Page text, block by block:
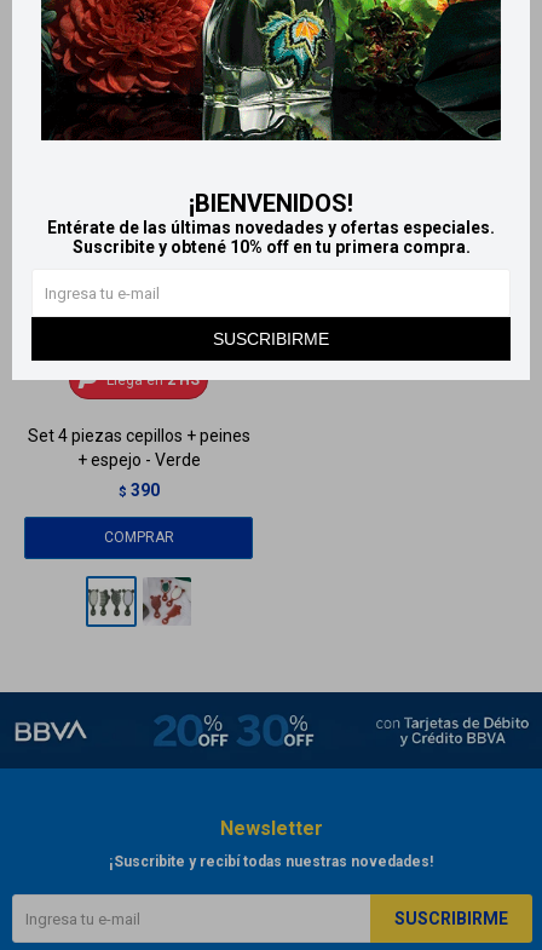
¡BIENVENIDOS!
Entérate de las últimas novedades y ofertas especiales.
Suscribite y obtené 10% off en tu primera compra.
SUSCRIBIRME
Llega en2 HS
Set 4 piezas cepillos + peines
+ espejo - Verde
$ 390
Newsletter
¡Suscribite y recibí todas nuestras novedades!
SUSCRIBIRME